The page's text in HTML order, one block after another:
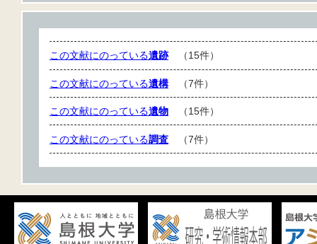
この文献にのっている遺跡（15件）
この文献にのっている遺構（7件）
この文献にのっている遺物 （15件）
この文献にのっている調査 （7件）